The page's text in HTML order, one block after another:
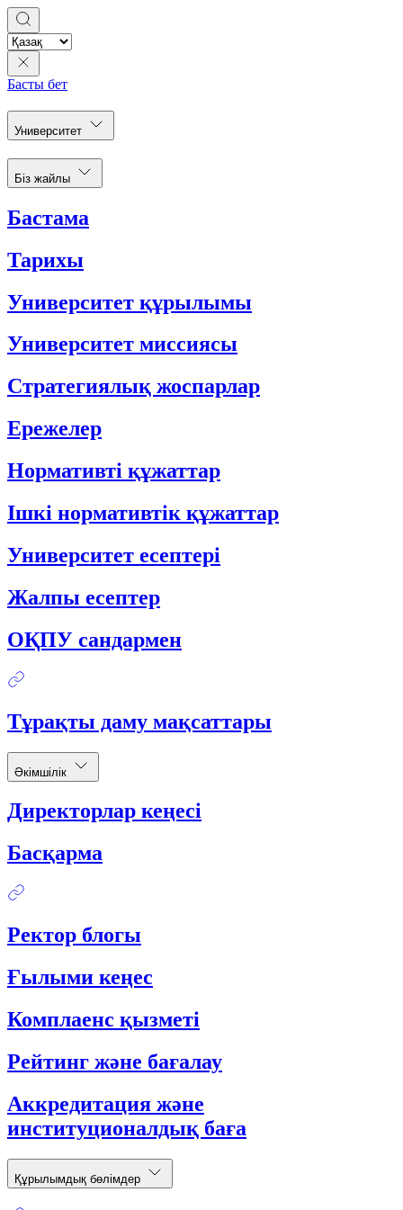
Басты бет
Университет
Біз жайлы
Бастама
Тарихы
Университет құрылымы
Университет миссиясы
Стратегиялық жоспарлар
Ережелер
Нормативті құжаттар
Ішкі нормативтік құжаттар
Университет есептері
Жалпы есептер
ОҚПУ сандармен
Тұрақты даму мақсаттары
Әкімшілік
Директорлар кеңесі
Басқарма
Ректор блогы
Ғылыми кеңес
Комплаенс қызметі
Рейтинг және бағалау
Аккредитация және
институционалдық баға
Құрылымдық бөлімдер